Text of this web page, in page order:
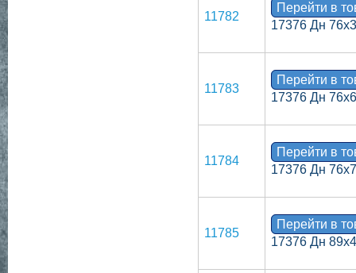
11782
Перейти в
17376 Дн
11783
Перейти в
17376 Дн 76х6
11784
Перейти в
17376 Дн 76х7
11785
Перейти в
17376 Дн 89х4